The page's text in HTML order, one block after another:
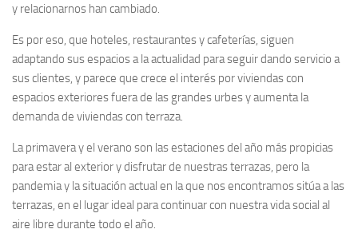
y relacionarnos han cambiado.
Es por eso, que hoteles, restaurantes y cafeterías, siguen
adaptando sus espacios a la actualidad para seguir dando servicio a
sus clientes, y parece que crece el interés por viviendas con
espacios exteriores fuera de las grandes urbes y aumenta la
demanda de viviendas con terraza.
La primavera y el verano son las estaciones del año más propicias
para estar al exterior y disfrutar de nuestras terrazas, pero la
pandemia y la situación actual en la que nos encontramos sitúa a las
terrazas, en el lugar ideal para continuar con nuestra vida social al
aire libre durante todo el año.